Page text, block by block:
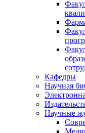
Кафедры
Научная
Научные